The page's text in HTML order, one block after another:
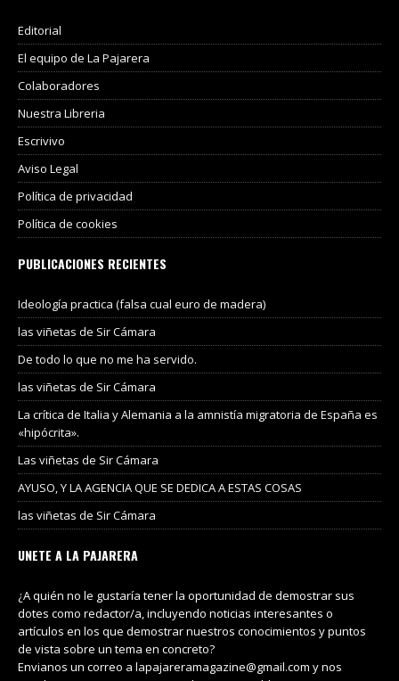
Editorial
El equipo de La Pajarera
Colaboradores
Nuestra Libreria
Escrivivo
Aviso Legal
Política de privacidad
Política de cookies
PUBLICACIONES RECIENTES
Ideología practica (falsa cual euro de madera)
las viñetas de Sir Cámara
De todo lo que no me ha servido.
las viñetas de Sir Cámara
La crítica de Italia y Alemania a la amnistía migratoria de España es
«hipócrita».
Las viñetas de Sir Cámara
AYUSO, Y LA AGENCIA QUE SE DEDICA A ESTAS COSAS
las viñetas de Sir Cámara
UNETE A LA PAJARERA
¿A quién no le gustaría tener la oportunidad de demostrar sus
dotes como redactor/a, incluyendo noticias interesantes o
artículos en los que demostrar nuestros conocimientos y puntos
de vista sobre un tema en concreto?
Envianos un correo a lapajareramagazine@gmail.com y nos